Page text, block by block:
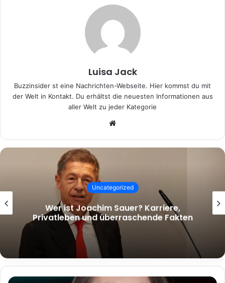
Luisa Jack
Buzzinsider st eine Nachrichten-Webseite. Hier kommst du mit
der Welt in Kontakt. Du erhältst die neuesten Informationen aus
aller Welt zu jeder Kategorie
Website
Uncategorized
Wer ist Joachim Sauer? Karriere,
Privatleben und überraschende Fakten